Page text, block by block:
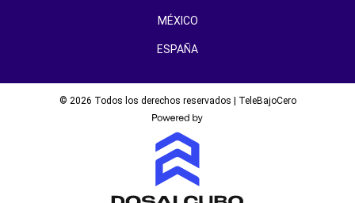
MÉXICO
ESPAÑA
© 2026 Todos los derechos reservados | TeleBajoCero